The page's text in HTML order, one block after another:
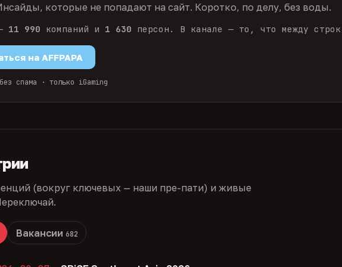
которые не попадают на сайт. Коротко, по делу, без воды.
11 990 компаний и 1 630 персон. В канале — то, что между
на AFFPAPA
спама · только iGaming
(вокруг ключевых — наши пре-пати) и живые
Вакансии 682